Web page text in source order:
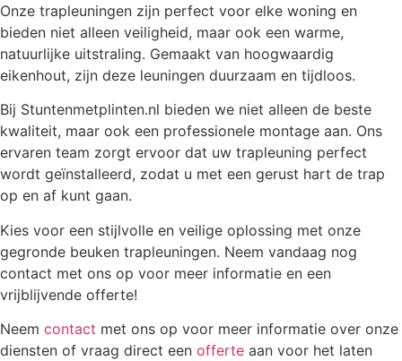
Onze trapleuningen zijn perfect voor elke woning en
bieden niet alleen veiligheid, maar ook een warme,
natuurlijke uitstraling. Gemaakt van hoogwaardig
eikenhout, zijn deze leuningen duurzaam en tijdloos.
Bij Stuntenmetplinten.nl bieden we niet alleen de beste
kwaliteit, maar ook een professionele montage aan. Ons
ervaren team zorgt ervoor dat uw trapleuning perfect
wordt geïnstalleerd, zodat u met een gerust hart de trap
op en af kunt gaan.
Kies voor een stijlvolle en veilige oplossing met onze
gegronde beuken trapleuningen. Neem vandaag nog
contact met ons op voor meer informatie en een
vrijblijvende offerte!
Neem contact met ons op voor meer informatie over onze
diensten of vraag direct een offerte aan voor het laten